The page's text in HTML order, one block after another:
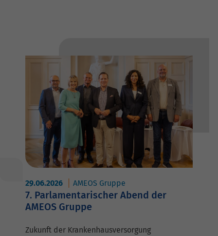
29.06.2026 AMEOS Gruppe
7. Parlamentarischer Abend der
AMEOS Gruppe
Zukunft der Krankenhausversorgung